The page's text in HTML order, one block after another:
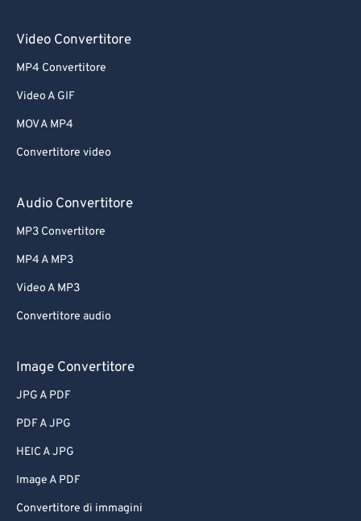
Video Convertitore
MP4 Convertitore
Video A GIF
MOV A MP4
Convertitore video
Audio Convertitore
MP3 Convertitore
MP4 A MP3
Video A MP3
Convertitore audio
Image Convertitore
JPG A PDF
PDF A JPG
HEIC A JPG
Image A PDF
Convertitore di immagini